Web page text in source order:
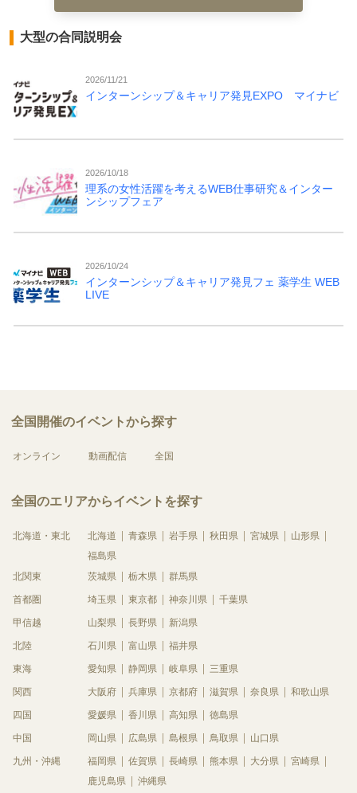
大型の合同説明会
2026/11/21
インターンシップ＆キャリア発見EXPO マイナビ
2026/10/18
理系の女性活躍を考えるWEB仕事研究＆インター
ンシップフェア
2026/10/24
インターンシップ＆キャリア発見フェ 薬学生 WEB
LIVE
全国開催のイベントから探す
オンライン 動画配信 全国
全国のエリアからイベントを探す
北海道・東北 北海道 青森県 岩手県 秋田県 宮城県
山形県
福島県
北関東
茨城県 栃木県 群馬県
首都圏 埼玉県 東京都 神奈川県 千葉県
甲信越 山梨県 長野県 新潟県
北陸 石川県 富山県 福井県
東海 愛知県 静岡県 岐阜県 三重県
関西 大阪府 兵庫県 京都府 滋賀県 奈良県 和歌山県
四国 愛媛県 香川県 高知県 徳島県
中国 岡山県 広島県 島根県 鳥取県 山口県
九州・沖縄 福岡県 佐賀県 長崎県 熊本県 大分県
宮崎県
鹿児島県
沖縄県